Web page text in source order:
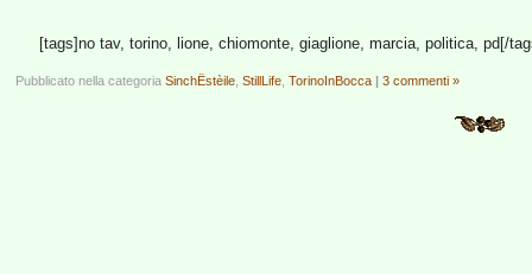
[tags]no tav, torino, lione, chiomonte, giaglione, marcia, politica, pd[/
Pubblicato nella categoria SinchËstèile StillLife TorinoInBocca | 3 commenti »